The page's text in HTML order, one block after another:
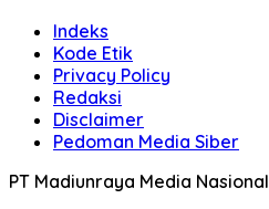
Indeks
Kode Etik
Privacy Policy
Redaksi
Disclaimer
Pedoman Media Siber
PT Madiunraya Media Nasional